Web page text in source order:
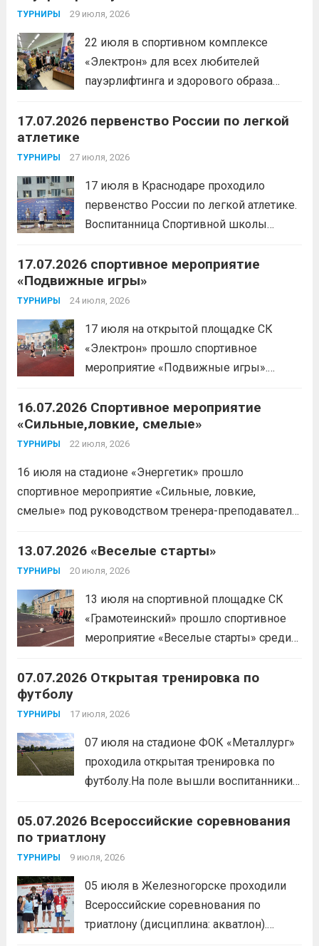
ТУРНИРЫ 29 июля, 2026
22 июля в спортивном комплексе
«Электрон» для всех любителей
пауэрлифтинга и здорового образа
с Анитой Андрюковой — мастером
победительницей первенства
воспринимается как спорт для
избранных, требующий исключительно
физической мощи. Однако...
17.07.2026 первенство России по легкой
атлетике
ТУРНИРЫ 27 июля, 2026
17 июля в Краснодаре проходило
первенство России по легкой атлетике.
Воспитанница Спортивной школы
заняла 1 место на дистанции 3000 м. с
результатом 10.01,78. Подготовил
спортсменку тренер-преподаватель
дальше
17.07.2026 спортивное мероприятие
«Подвижные игры»
ТУРНИРЫ 24 июля, 2026
17 июля на открытой площадке СК
«Электрон» прошло спортивное
мероприятие «Подвижные игры».
16.07.2026 Спортивное мероприятие
«Сильные,ловкие, смелые»
ТУРНИРЫ 22 июля, 2026
16 июля на стадионе «Энергетик» прошло
спортивное мероприятие «Сильные, ловкие,
смелые» под руководством тренера-преподавателя
Сергеевича. Участники продемонстрировали
скоростные качества, силовую выносливость и
координацию.
13.07.2026 «Веселые старты»
ТУРНИРЫ 20 июля, 2026
13 июля на спортивной площадке СК
«Грамотеинский» прошло спортивное
мероприятие «Веселые старты» среди
шайбой».Несмотря на
мероприятия, главной целью
организаторы ставили сплочение
коллектива и пропаганду здорового
образа жизни. По итогам прохождения
всех этапов участники
07.07.2026 Открытая тренировка по
футболу
ТУРНИРЫ 17 июля, 2026
07 июля на стадионе ФОК «Металлург»
проходила открытая тренировка по
футболу.На поле вышли воспитанники
Участники отработали технику владения
мячом и сыграли несколько коротких
товарищеских матчей.
05.07.2026 Всероссийские соревнования
по триатлону
ТУРНИРЫ 9 июля, 2026
05 июля в Железногорске проходили
Всероссийские соревнования по
триатлону (дисциплина: акватлон).